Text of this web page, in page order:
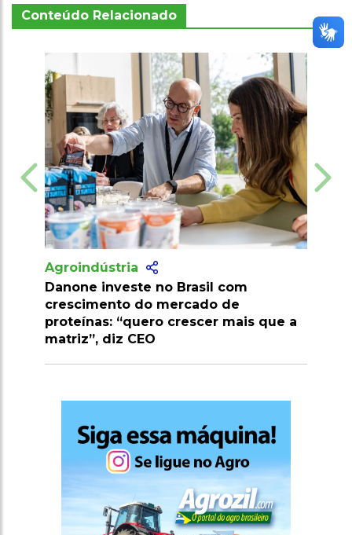
Conteúdo Relacionado
no Brasil com
mercado de
crescer mais que a
Pesquisa desenvolve
resistente a pragas e
econômico